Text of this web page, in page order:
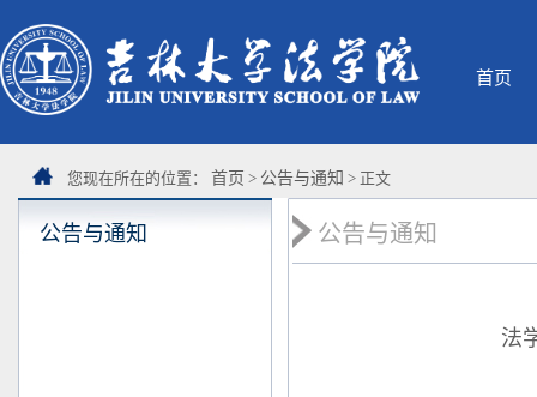
首页
您现在所在的位置： 首页 > 公告与通知 > 正文
公告与通知 公告与通知
法